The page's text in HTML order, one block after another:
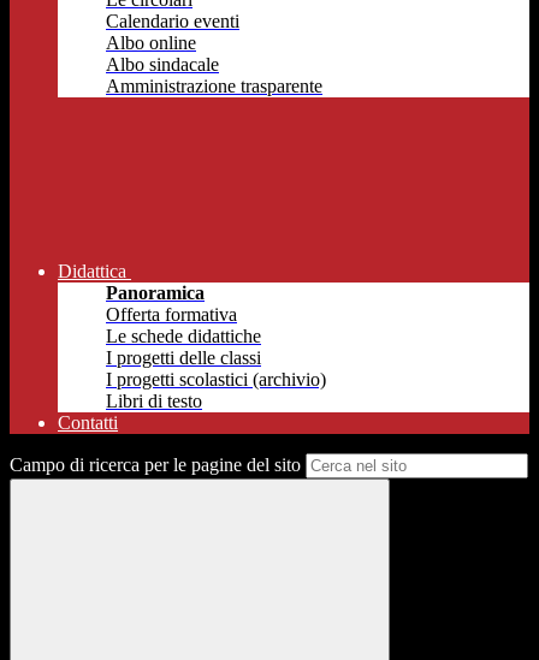
Calendario eventi
Albo online
Albo sindacale
Amministrazione trasparente
Didattica
Panoramica
Offerta formativa
Le schede didattiche
I progetti delle classi
I progetti scolastici (archivio)
Libri di testo
Contatti
Campo di ricerca per le pagine del sito